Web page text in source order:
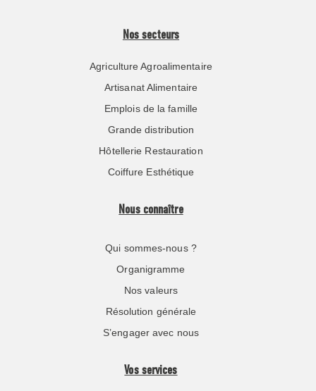
Nos secteurs
Agriculture Agroalimentaire
Artisanat Alimentaire
Emplois de la famille
Grande distribution
Hôtellerie Restauration
Coiffure Esthétique
Nous connaître
Qui sommes-nous ?
Organigramme
Nos valeurs
Résolution générale
S’engager avec nous
Vos services